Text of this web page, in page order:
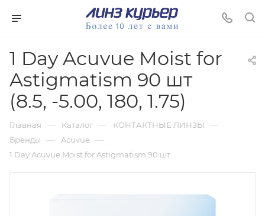
1 Day Acuvue Moist for
Astigmatism 90 шт
(8.5, -5.00, 180, 1.75)
Главная — Каталог — КОНТАКТНЫЕ ЛИНЗЫ —
Бренды — Acuvue —
1 Day Acuvue Moist for Astigmatism 90 шт